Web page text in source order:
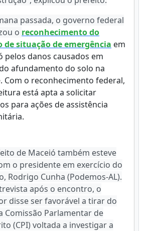
passada, o governo federal
o reconhecimento do
de situação de emergência em
pelos danos causados em
afundamento do solo na
Com o reconhecimento federal,
está apta a solicitar
para ações de assistência
de Maceió também esteve
o presidente em exercício do
Rodrigo Cunha (Podemos-AL).
após o encontro, o
disse ser favorável a tirar do
Comissão Parlamentar de
(CPI) voltada a investigar a